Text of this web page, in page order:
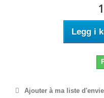
Legg i
Ajouter à ma liste